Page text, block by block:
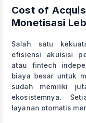
Cost of
Monetisasi
Salah satu
efisiensi akuisisi
atau fintech
biaya besar untuk
sudah memiliki
ekosistemnya.
layanan otomatis